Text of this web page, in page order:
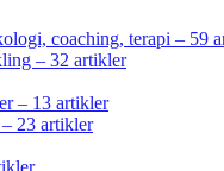
coaching, terapi – 59
– 32 artikler
– 13 artikler
23 artikler